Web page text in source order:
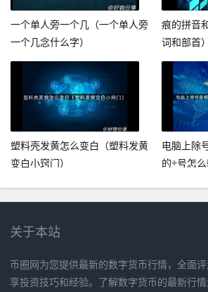
一个单人旁一个几（一个单人旁
一个几念什么字）
痕的拼音
词和部首）
塑料壳发黄怎么变白（塑料发黄
变白小窍门）
电脑上除
的÷号怎么
关于本站
币圈网为您提供最新的数字货币行情，全面
享投资技巧和经验。了解数字货币的最新行